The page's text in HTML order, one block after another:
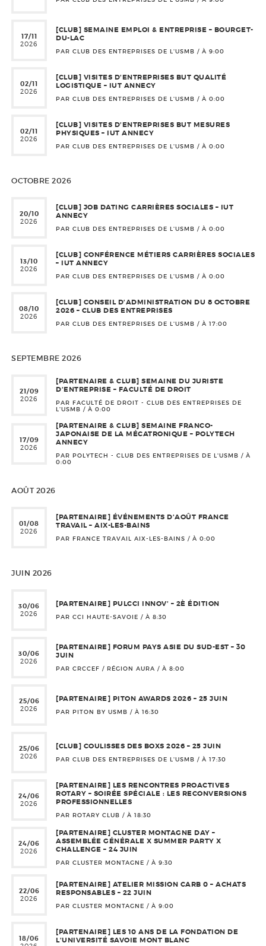
17/11
2026
[CLUB] SEMAINE EMPLOI & ENTREPRISE – BOURGET-
DU-LAC
PAR CLUB DES ENTREPRISES DE L'USMB / À 9:00
02/11
2026
[CLUB] VISITES D’ENTREPRISES BUT QUALITÉ
LOGISTIQUE – IUT ANNECY
PAR CLUB DES ENTREPRISES DE L'USMB / À 0:00
02/11
2026
[CLUB] VISITES D’ENTREPRISES BUT MESURES
PHYSIQUES – IUT ANNECY
PAR CLUB DES ENTREPRISES DE L'USMB / À 0:00
OCTOBRE 2026
20/10
2026
[CLUB] JOB DATING CARRIÈRES SOCIALES – IUT
ANNECY
PAR CLUB DES ENTREPRISES DE L'USMB / À 0:00
13/10
2026
[CLUB] CONFÉRENCE MÉTIERS CARRIÈRES SOCIALES
– IUT ANNECY
PAR CLUB DES ENTREPRISES DE L'USMB / À 0:00
08/10
2026
[CLUB] CONSEIL D’ADMINISTRATION DU 8 OCTOBRE
2026 – CLUB DES ENTREPRISES
PAR CLUB DES ENTREPRISES DE L'USMB / À 17:00
SEPTEMBRE 2026
21/09
2026
[PARTENAIRE & CLUB] SEMAINE DU JURISTE
D’ENTREPRISE – FACULTÉ DE DROIT
PAR FACULTÉ DE DROIT - CLUB DES ENTREPRISES DE
L'USMB / À 0:00
17/09
2026
[PARTENAIRE & CLUB] SEMAINE FRANCO-
JAPONAISE DE LA MÉCATRONIQUE – POLYTECH
ANNECY
PAR POLYTECH - CLUB DES ENTREPRISES DE L'USMB / À
0:00
AOÛT 2026
01/08
2026
[PARTENAIRE] ÉVÉNEMENTS D’AOÛT FRANCE
TRAVAIL – AIX-LES-BAINS
PAR FRANCE TRAVAIL AIX-LES-BAINS / À 0:00
JUIN 2026
30/06
2026
[PARTENAIRE] PULCCI INNOV’ – 2È ÉDITION
PAR CCI HAUTE-SAVOIE / À 8:30
30/06
2026
[PARTENAIRE] FORUM PAYS ASIE DU SUD-EST – 30
JUIN
PAR CRCCEF / RÉGION AURA / À 8:00
25/06
2026
[PARTENAIRE] PITON AWARDS 2026 – 25 JUIN
PAR PITON BY USMB / À 16:30
25/06
2026
[CLUB] COULISSES DES BOXS 2026 – 25 JUIN
PAR CLUB DES ENTREPRISES DE L'USMB / À 17:30
24/06
2026
[PARTENAIRE] LES RENCONTRES PROACTIVES
ROTARY – SOIRÉE SPÉCIALE : LES RECONVERSIONS
PROFESSIONNELLES
PAR ROTARY CLUB / À 18:30
24/06
2026
[PARTENAIRE] CLUSTER MONTAGNE DAY –
ASSEMBLÉE GÉNÉRALE X SUMMER PARTY X
CHALLENGE – 24 JUIN
PAR CLUSTER MONTAGNE / À 9:30
22/06
2026
[PARTENAIRE] ATELIER MISSION CARB 0 – ACHATS
RESPONSABLES – 22 JUIN
PAR CLUSTER MONTAGNE / À 9:00
18/06
[PARTENAIRE] LES 10 ANS DE LA FONDATION DE
L’UNIVERSITÉ SAVOIE MONT BLANC